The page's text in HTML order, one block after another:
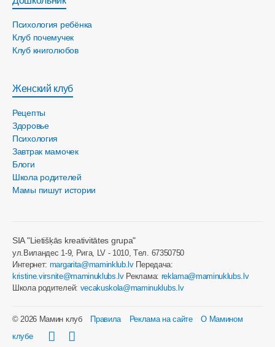
Психология ребёнка
Клуб почемучек
Клуб книголюбов
Женский клуб
Рецепты
Здоровье
Психология
Завтрак мамочек
Блоги
Школа родителей
Мамы пишут истории
SIA "Lietišķās kreativitātes grupa"
ул.Виландес 1-9, Рига, LV - 1010, Tел. 67350750
Интернет: margarita@maminklub.lvПередача:
kristine.virsnite@maminuklubs.lvРеклама: reklama@maminuklubs.lv
Школа родителей: vecakuskola@maminuklubs.lv
© 2026 Мамин клуб Правила Реклама на сайте
О Мамином
клубе